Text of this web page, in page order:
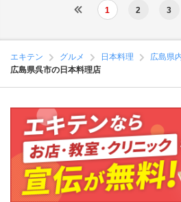
1 2 3
エキテン グルメ 日本料理
広島県
広島県呉市の日本料理店